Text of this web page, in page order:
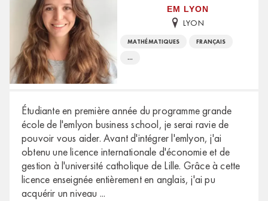
EM LYON
LYON
MATHÉMATIQUES FRANÇAIS
...
Étudiante en première année du programme grande
école de l'emlyon business school, je serai ravie de
pouvoir vous aider. Avant d'intégrer l'emlyon, j'ai
obtenu une licence internationale d'économie et de
gestion à l'université catholique de Lille. Grâce à cette
licence enseignée entièrement en anglais, j'ai pu
acquérir un niveau ...